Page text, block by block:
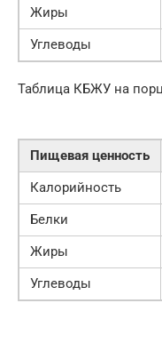
Жиры
Углеводы
Таблица КБЖУ на
Пищевая ценность
Калорийность
Белки
Жиры
Углеводы